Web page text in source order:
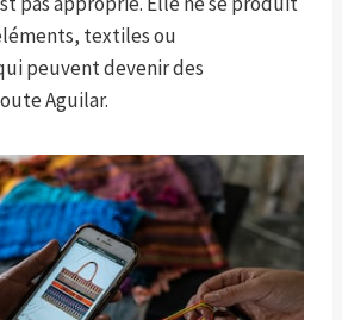
textiles ou
peuvent devenir des
Aguilar.